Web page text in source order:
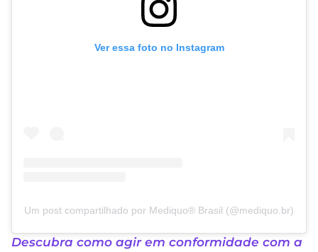
Ver essa foto no Instagram
Um post compartilhado por Mediquo® Brasil (@mediquo.br)
Descubra como agir em conformidade com a